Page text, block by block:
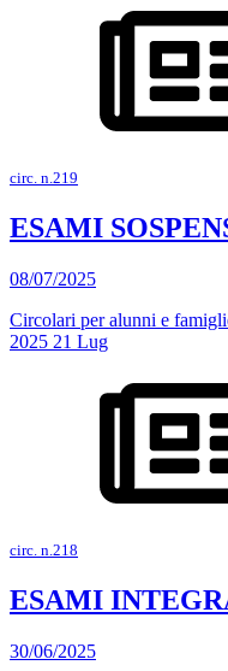
circ. n.219
ESAMI
08/07/2025
Circolari per alunni e
2025 21 Lug
circ. n.218
ESAMI
30/06/2025